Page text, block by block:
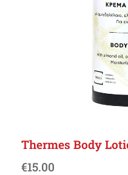
Thermes Body
€15.00